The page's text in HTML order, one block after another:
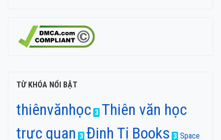
TỪ KHÓA NỔI BẬT
thiênvănhọc 3 Thiên văn học
trực quan
3 Đinh Tị Books 3 Space